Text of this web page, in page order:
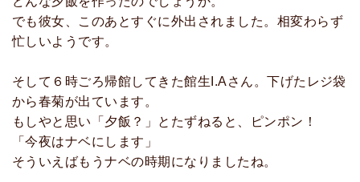
でも彼女、このあとすぐに外出されました。相変わらず
忙しいようです。
そして６時ごろ帰館してきた館生I.Aさん。下げたレジ袋
から春菊が出ています。
もしやと思い「夕飯？」とたずねると、ピンポン！
「今夜はナベにします」
そういえばもうナベの時期になりましたね。